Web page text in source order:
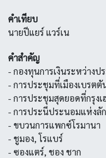
คำเทียบ
นายปีแยร์ แวร์เน
คำสำคัญ
- กองทุนการเงินระหว่างป
- การประชุมที่เมืองเบรตตั
- การประชุมสุดยอดที่กรุงเ
- การประนีประนอมแห่งลั
- ขบวนการแพกซ์โรมานา
- ชูมอง, โรแบร์
- ซองแตร์, ชอง ชาก